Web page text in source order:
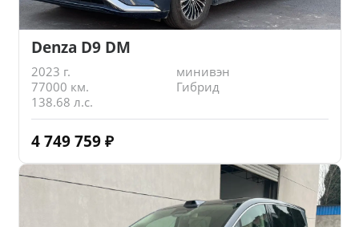
Denza D9 DM
2023 г.
минивэн
77000 км.
Гибрид
138.68 л.с.
4 749 759 ₽